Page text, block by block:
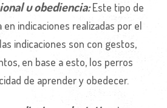
u obediencia: Este tipo de
en indicaciones realizadas por el
indicaciones son con gestos,
en base a esto, los perros
de aprender y obedecer.